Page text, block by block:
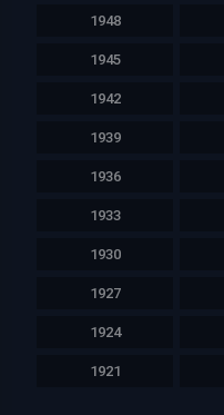
1948
1945
1942
1939
1936
1933
1930
1927
1924
1921